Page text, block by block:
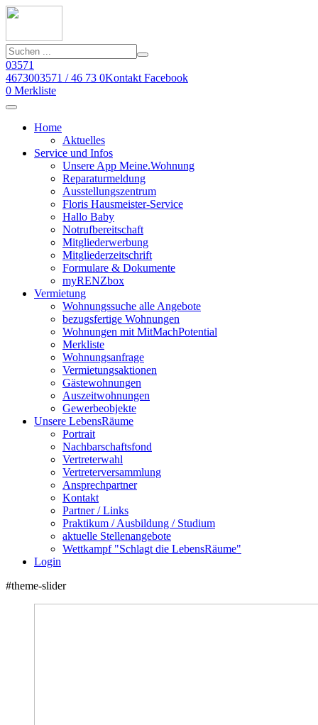
03571
4673003571 / 46 73 0Kontakt Facebook
0 Merkliste
Home
Aktuelles
Service und Infos
Unsere App Meine.Wohnung
Reparaturmeldung
Ausstellungszentrum
Floris Hausmeister-Service
Hallo Baby
Notrufbereitschaft
Mitgliederwerbung
Mitgliederzeitschrift
Formulare & Dokumente
myRENZbox
Vermietung
Wohnungssuche alle Angebote
bezugsfertige Wohnungen
Wohnungen mit MitMachPotential
Merkliste
Wohnungsanfrage
Vermietungsaktionen
Gästewohnungen
Auszeitwohnungen
Gewerbeobjekte
Unsere LebensRäume
Portrait
Nachbarschaftsfond
Vertreterwahl
Vertreterversammlung
Ansprechpartner
Kontakt
Partner / Links
Praktikum / Ausbildung / Studium
aktuelle Stellenangebote
Wettkampf "Schlagt die LebensRäume"
Login
#theme-slider